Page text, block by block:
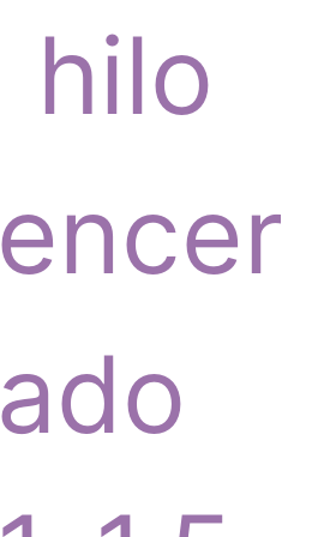
6
p
r
hilo
encer
ado